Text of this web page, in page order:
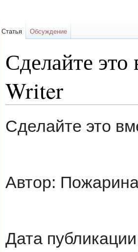
Сделайте
Writer
ккСделайте это
Автор:
Дата
Статья Обсуждение